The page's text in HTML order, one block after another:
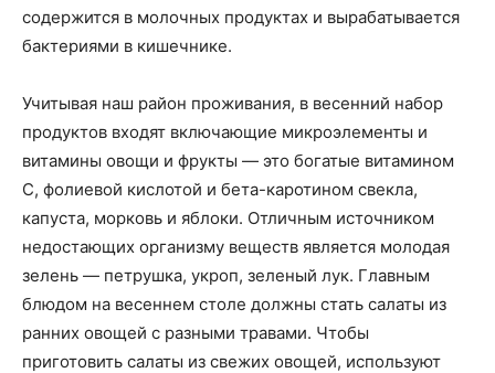
содержится в молочных продуктах и вырабатывается
бактериями в кишечнике.
Учитывая наш район проживания, в весенний набор
продуктов входят включающие микроэлементы и
витамины овощи и фрукты — это богатые витамином
С, фолиевой кислотой и бета-каротином свекла,
капуста, морковь и яблоки. Отличным источником
недостающих организму веществ является молодая
зелень — петрушка, укроп, зеленый лук. Главным
блюдом на весеннем столе должны стать салаты из
ранних овощей с разными травами. Чтобы
приготовить салаты из свежих овощей, используют